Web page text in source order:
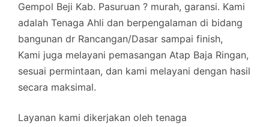
Gempol Beji Kab. Pasuruan ? murah, garansi. Kami
adalah Tenaga Ahli dan berpengalaman di bidang
bangunan dr Rancangan/Dasar sampai finish,
Kami juga melayani pemasangan Atap Baja Ringan,
sesuai permintaan, dan kami melayani dengan hasil
secara maksimal.
Layanan kami dikerjakan oleh tenaga